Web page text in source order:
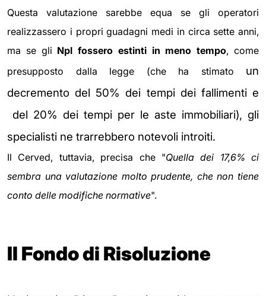
Questa valutazione sarebbe equa se gli operatori
realizzassero i propri guadagni medi in circa sette anni,
ma se gli Npl fossero estinti in meno tempo, come
presupposto dalla legge (che ha stimato un
decremento del 50% dei tempi dei fallimenti e
del 20% dei tempi per le aste immobiliari), gli
specialisti ne trarrebbero notevoli introiti.
Il Cerved, tuttavia, precisa che "Quella dei 17,6% ci
sembra una valutazione molto prudente, che non tiene
conto delle modifiche normative".
Il Fondo di Risoluzione